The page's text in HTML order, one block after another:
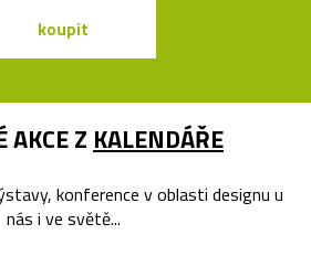
koupit
AKCE Z KALENDÁŘE
konference v oblasti designu u
nás i ve světě...